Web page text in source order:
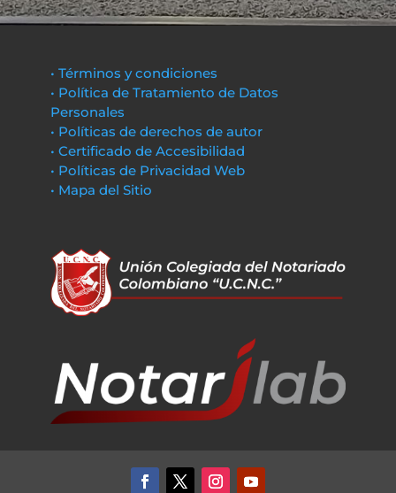
• Términos y condiciones
• Política de Tratamiento de Datos
Personales
• Políticas de derechos de autor
• Certificado de Accesibilidad
• Políticas de Privacidad Web
• Mapa del Sitio